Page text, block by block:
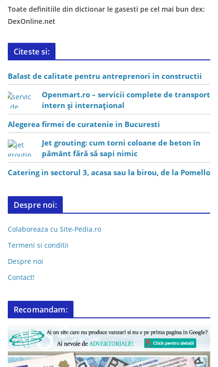
Toate definitiile din dictionar le gasesti pe cel mai bun dex:
DexOnline.net
Citeste si:
Balast de calitate pentru antreprenori in constructii
Openmart.ro – servicii complete de transport
intern și internațional
Alegerea firmei de curatenie in Bucuresti
Jet grouting: cum torni coloane de beton în
pământ fără să sapi nimic
Catering in sectorul 3, acasa sau la birou, de la Pomello
Despre noi:
Colaboreaza cu Site-Pedia.ro
Termeni si conditii
Despre noi
Contact!
Recomandam: